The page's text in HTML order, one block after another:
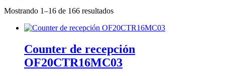
Mostrando 1–16 de 166 resultados
Counter de recepción
OF20CTR16MC03